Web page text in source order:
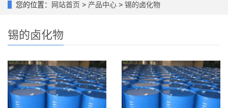
您的位置： 网站首页 > 产品中心 > 锡的卤化物
锡的卤化物